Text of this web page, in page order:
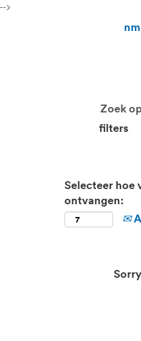
-->
filters
Selecteer hoe
ontvangen: